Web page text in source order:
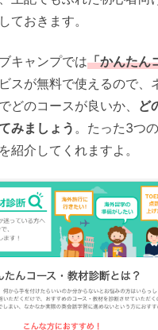
ておきます。
キャンプでは「かんたん
スが無料で使えるので、
どのコースが良いか、 ど
みましょう 。たった3つ
紹介してくれますよ。